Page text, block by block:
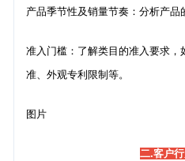
产品季节性及销量节奏：分析产品
准入门槛：了解类目的准入要求
准、外观专利限制等。
图片
二.客户